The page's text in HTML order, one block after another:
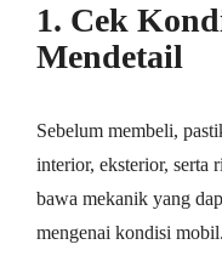
1. Cek
Mendetail
Sebelum membeli,
interior, eksterior, serta
bawa mekanik yang
mengenai kondisi mobil.